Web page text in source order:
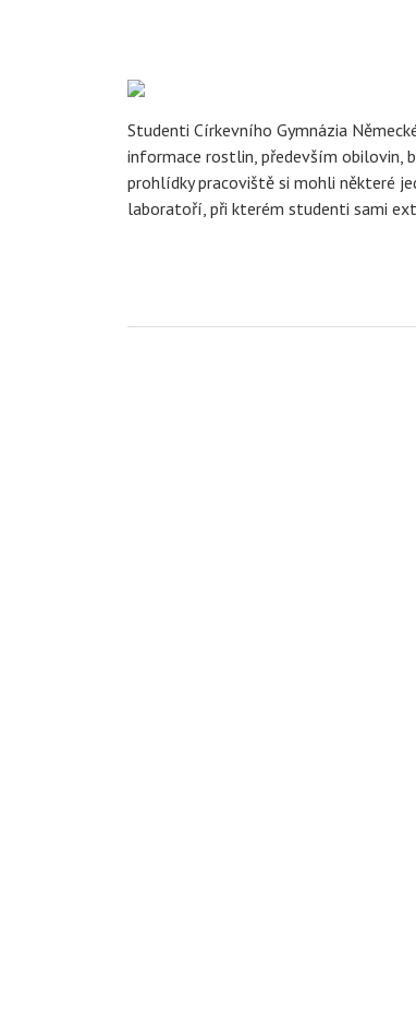
Studenti Církevního Gymnázia
informace rostlin, především obilovin,
prohlídky pracoviště si mohli některé
laboratoří, při kterém studenti sami